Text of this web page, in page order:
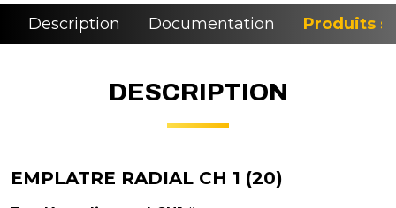
Description Documentation Produits
DESCRIPTION
EMPLATRE RADIAL CH 1 (20)